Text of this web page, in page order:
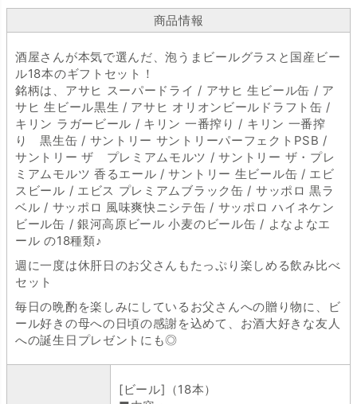
商品情報
酒屋さんが本気で選んだ、泡うまビールグラスと国産ビー
ル18本のギフトセット！
銘柄は、アサヒ スーパードライ / アサヒ 生ビール缶 / ア
サヒ 生ビール黒生 / アサヒ オリオンビールドラフト缶 /
キリン ラガービール / キリン 一番搾り / キリン 一番搾
り 黒生缶 / サントリー サントリーパーフェクトPSB /
サントリー ザ プレミアムモルツ / サントリー ザ・プレ
ミアムモルツ 香るエール / サントリー 生ビール缶 / エビ
スビール / エビス プレミアムブラック缶 / サッポロ 黒ラ
ベル / サッポロ 風味爽快ニシテ缶 / サッポロ ハイネケン
ビール缶 / 銀河高原ビール 小麦のビール缶 / よなよなエ
ール の18種類♪
週に一度は休肝日のお父さんもたっぷり楽しめる飲み比べ
セット
毎日の晩酌を楽しみにしているお父さんへの贈り物に、ビ
ール好きの母への日頃の感謝を込めて、お酒大好きな友人
への誕生日プレゼントにも◎
[ビール]（18本）